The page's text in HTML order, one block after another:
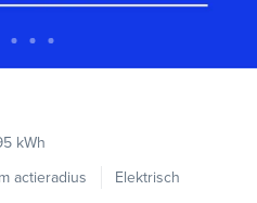
kWh
actieradius
Elektrisch